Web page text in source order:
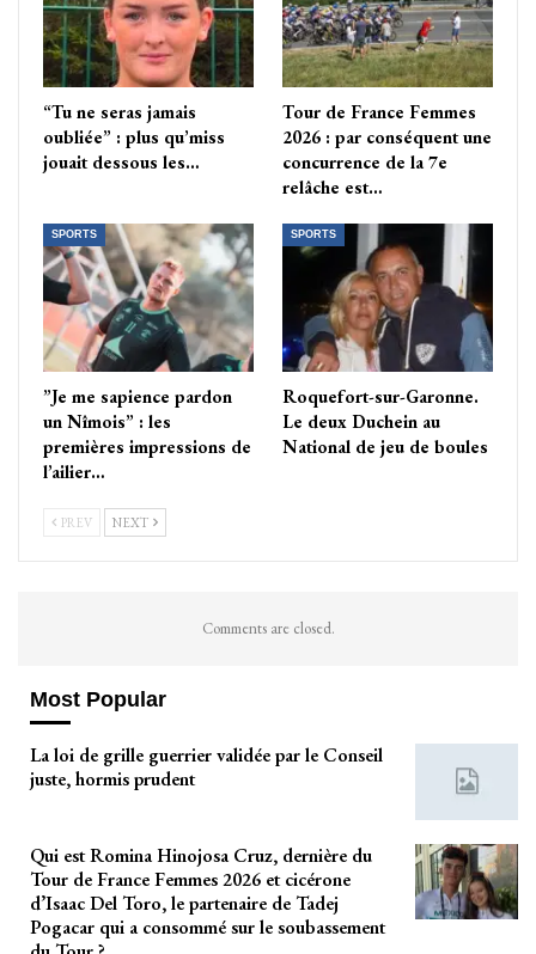
“Tu ne seras jamais
oubliée” : plus qu’miss
jouait dessous les…
Tour de France Femmes
2026 : par conséquent une
concurrence de la 7e
relâche est…
SPORTS
”Je me sapience pardon
un Nîmois” : les
premières impressions de
l’ailier…
SPORTS
Roquefort-sur-Garonne.
Le deux Duchein au
National de jeu de boules
PREV NEXT
Comments are closed.
Most Popular
La loi de grille guerrier validée par le Conseil
juste, hormis prudent
Qui est Romina Hinojosa Cruz, dernière du
Tour de France Femmes 2026 et cicérone
d’Isaac Del Toro, le partenaire de Tadej
Pogacar qui a consommé sur le soubassement